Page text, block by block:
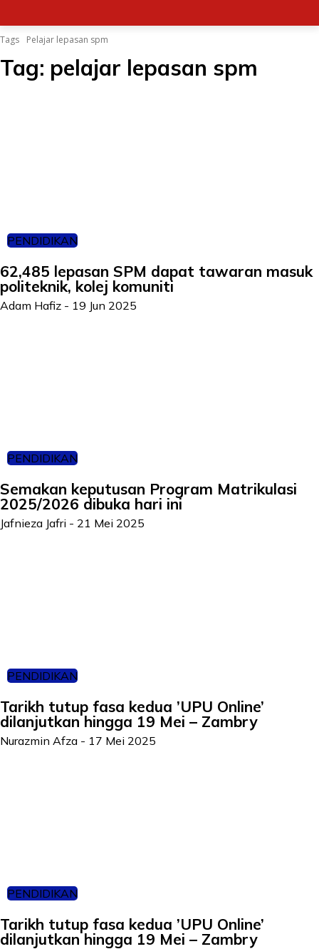
Tags Pelajar lepasan spm
Tag: pelajar lepasan spm
PENDIDIKAN
62,485 lepasan SPM dapat tawaran masuk
politeknik, kolej komuniti
Adam Hafiz - 19 Jun 2025
PENDIDIKAN
Semakan keputusan Program Matrikulasi
2025/2026 dibuka hari ini
Jafnieza Jafri - 21 Mei 2025
PENDIDIKAN
Tarikh tutup fasa kedua ’UPU Online’
dilanjutkan hingga 19 Mei – Zambry
Nurazmin Afza - 17 Mei 2025
PENDIDIKAN
Tarikh tutup fasa kedua ’UPU Online’
dilanjutkan hingga 19 Mei – Zambry